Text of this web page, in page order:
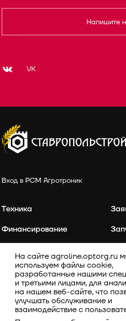
Напишите
VK
Вход в РСМ Агротроник
Техника
Финансирование
Каталог запасных частей
Компания
На сайте agroline.optorg.ru
используем файлы cookie,
разработанные нашими
и третьими лицами, для
на нашем веб-сайте, что
улучшать обслуживание и
взаимодействие с